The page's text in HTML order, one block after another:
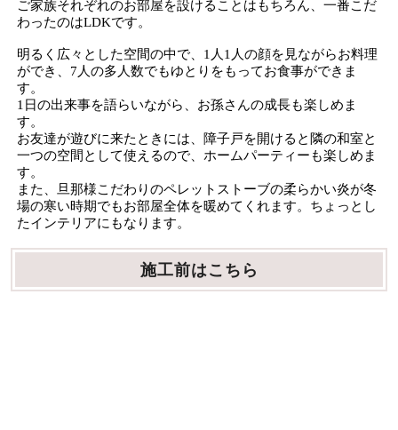
ご家族それぞれのお部屋を設けることはもちろん、一番こだ
わったのはLDKです。
明るく広々とした空間の中で、1人1人の顔を見ながらお料理
ができ、7人の多人数でもゆとりをもってお食事ができま
す。
1日の出来事を語らいながら、お孫さんの成長も楽しめま
す。
お友達が遊びに来たときには、障子戸を開けると隣の和室と
一つの空間として使えるので、ホームパーティーも楽しめま
す。
また、旦那様こだわりのペレットストーブの柔らかい炎が冬
場の寒い時期でもお部屋全体を暖めてくれます。ちょっとし
たインテリアにもなります。
施工前はこちら